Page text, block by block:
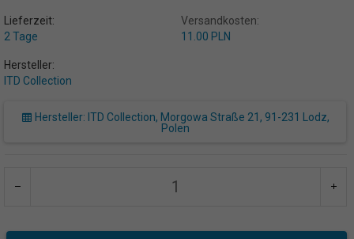
Lieferzeit:
2 Tage
Versandkosten:
11.00 PLN
Hersteller:
ITD Collection
Hersteller: ITD Collection, Morgowa Straße 21, 91-231 Lodz,
Polen